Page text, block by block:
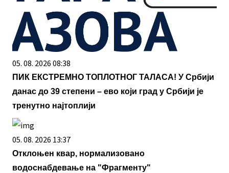
05. 08. 2026 08:38
ПИК ЕКСТРЕМНО ТОПЛОТНОГ ТАЛАСА! У Србији
данас до 39 степени – ево који град у Србији је
тренутно најтоплији
05. 08. 2026 13:37
Отклоњен квар, нормализовано
водоснабдевање на "Фрагменту"